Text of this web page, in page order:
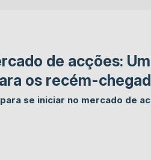
de acções: Um
os recém-
se iniciar no mercado de